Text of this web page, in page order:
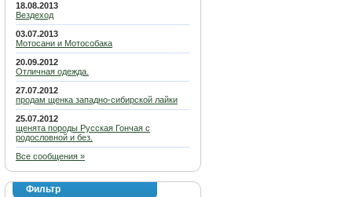
18.08.2013
Вездеход
03.07.2013
Мотосани и Мотособака
20.09.2012
Отличная одежда.
27.07.2012
продам щенка западно-сибирской лайки
25.07.2012
щенята породы Русская Гончая с
родословной и без.
Все сообщения »
Фильтр